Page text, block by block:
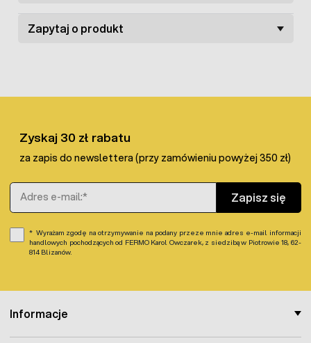
W ofercie posiadamy przedłużacze o długości:
Zapytaj o produkt
Informacje
Zyskaj 30 zł rabatu
za zapis do newslettera (przy zamówieniu powyżej 350 zł)
Adres e-mail
Zapisz się
Wyrażam zgodę na otrzymywanie na podany przeze mnie adres e-mail informacji
handlowych pochodzących od FERMO Karol Owczarek, z siedzibą w Piotrowie 18, 62-
814 Blizanów.